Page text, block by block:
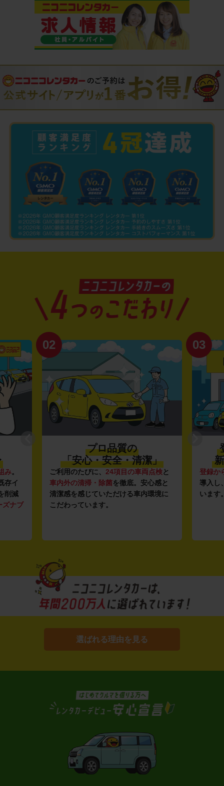
み。
存イ
削減
ズナブ
02
プロ品質の
「安心・安全・清潔」
ご利用のたびに、 24項目の車両点検と
車内外の清掃・除菌を徹底。安心感と
清潔感を感じていただける車内環境に
こだわっています。
03
登録か
導入し
います
選ばれる理由を見る